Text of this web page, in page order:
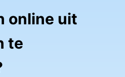
online uit
te